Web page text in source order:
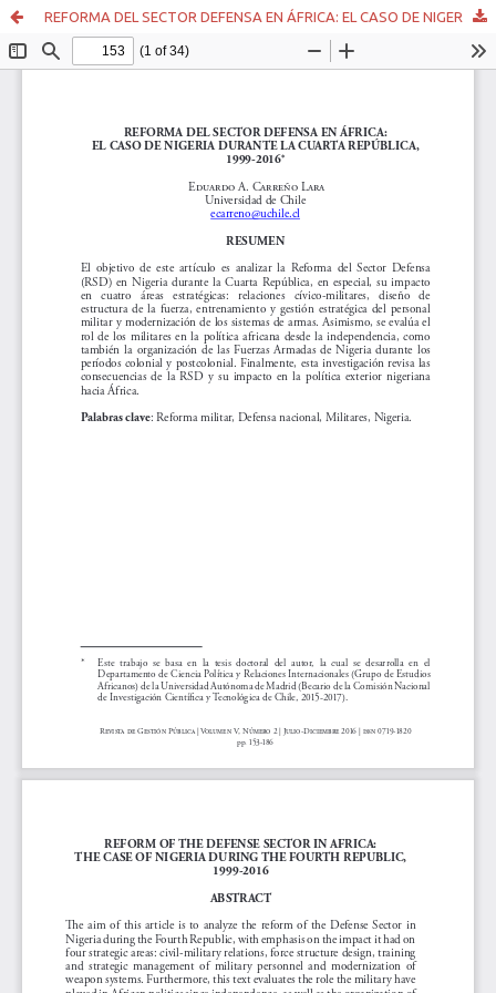
REFORMA DEL SECTOR DEFENSA EN ÁFRICA: EL CASO DE NIGERIA DURANTE LA CUARTA REPÚBLICA, 1999-2016